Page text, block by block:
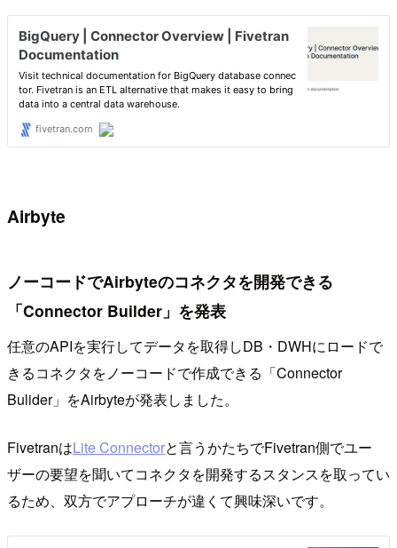
Airbyte
ノーコードでAirbyteのコネクタを開発できる
「Connector Builder」を発表
任意のAPIを実行してデータを取得しDB・DWHにロードで
きるコネクタをノーコードで作成できる「Connector
Bulider」をAirbyteが発表しました。
FivetranはLite Connectorと言うかたちでFivetran側でユー
ザーの要望を聞いてコネクタを開発するスタンスを取ってい
るため、双方でアプローチが違くて興味深いです。